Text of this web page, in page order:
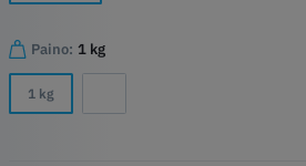
Paino: 1 kg
1 kg